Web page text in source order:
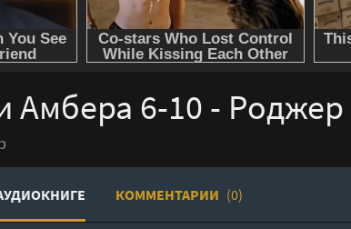
Амбера 6-10 -
КОММЕНТАРИИ (0)